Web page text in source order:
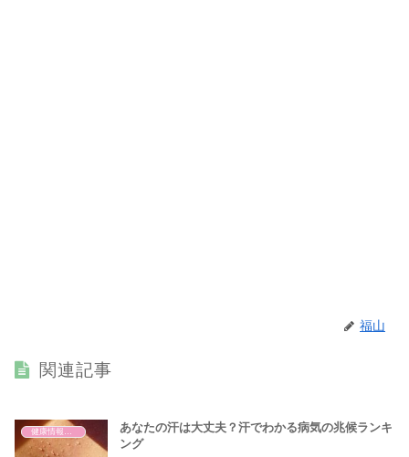
福山
関連記事
健康情報の読み解き・考え方
あなたの汗は大丈夫？汗でわかる病気の兆候ランキ
ング